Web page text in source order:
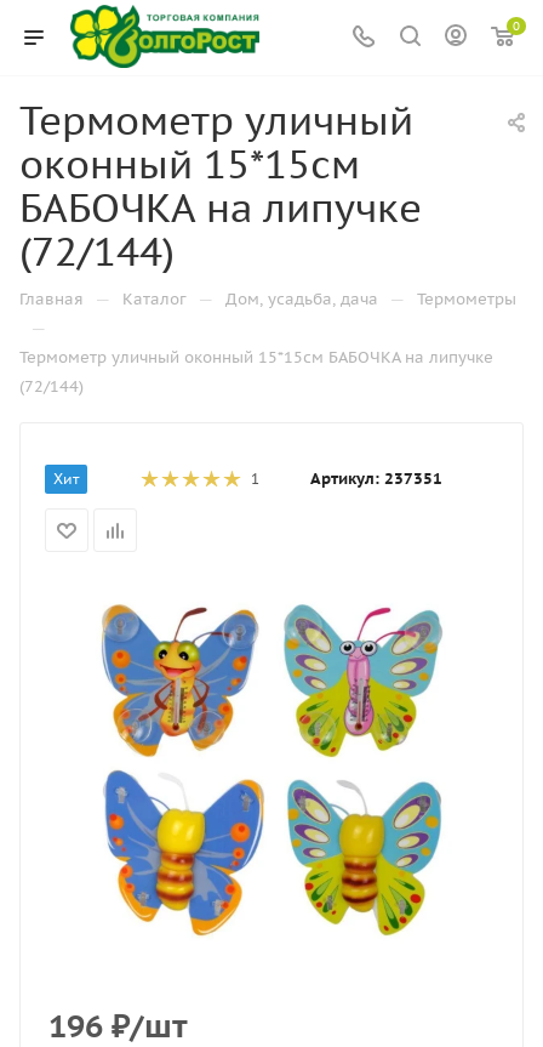
0
Термометр уличный
оконный 15*15см
БАБОЧКА на липучке
(72/144)
Главная — Каталог — Дом, усадьба, дача — Термометры
—
Термометр уличный оконный 15*15см БАБОЧКА на липучке
(72/144)
Хит 1 Артикул: 237351
196 ₽/шт